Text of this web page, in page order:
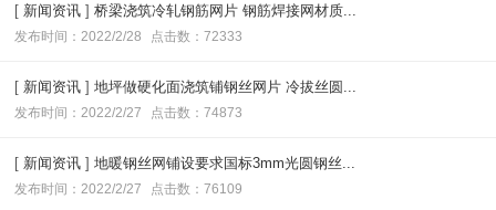
[ 新闻资讯 ] 桥梁浇筑冷轧钢筋网片 钢筋焊接网材质...
发布时间：2022/2/28 点击数：72333
[ 新闻资讯 ] 地坪做硬化面浇筑铺钢丝网片 冷拔丝圆...
发布时间：2022/2/27 点击数：74873
[ 新闻资讯 ] 地暖钢丝网铺设要求国标3mm光圆钢丝...
发布时间：2022/2/27 点击数：76109